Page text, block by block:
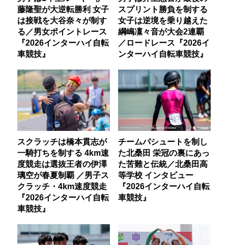
藤隆聖が大逆転勝利 女子
は接戦を大谷奈々が制す
る／男女ポイントレース
『2026インターハイ自転
車競技』
スプリント勝負を制する
女子は逆境を乗り越えた
綱嶋凜々音が大会2連覇
／ロードレース『2026イ
ンターハイ自転車競技』
スクラッチは橋本貫志が
一騎打ちを制する 4km速
度競走は選抜王者の伊澤
璃空が春夏制覇 ／男子ス
クラッチ・4km速度競走
『2026インターハイ自転
車競技』
チームパシュートを制し
た北桑田 栄冠の裏にあっ
た苦難と伝統／北桑田高
等学校 インタビュー
『2026インターハイ自転
車競技』